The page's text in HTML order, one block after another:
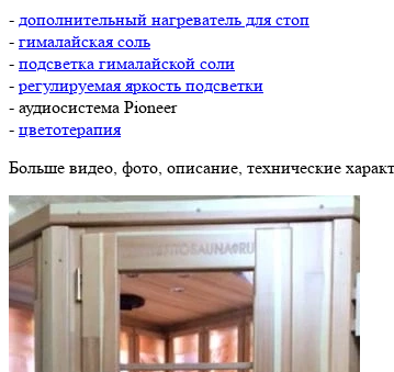
- дополнительный нагреватель для стоп
- гималайская соль
- подсветка гималайской соли
- регулируемая яркость подсветки
- аудиосистема Pioneer
- цветотерапия
Больше видео, фото, описание, технические